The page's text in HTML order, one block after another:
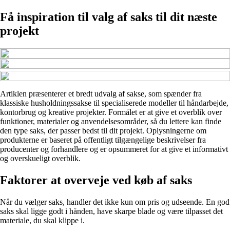
Få inspiration til valg af saks til dit næste
projekt
Artiklen præsenterer et bredt udvalg af sakse, som spænder fra
klassiske husholdningssakse til specialiserede modeller til håndarbejde,
kontorbrug og kreative projekter. Formålet er at give et overblik over
funktioner, materialer og anvendelsesområder, så du lettere kan finde
den type saks, der passer bedst til dit projekt. Oplysningerne om
produkterne er baseret på offentligt tilgængelige beskrivelser fra
producenter og forhandlere og er opsummeret for at give et informativt
og overskueligt overblik.
Faktorer at overveje ved køb af saks
Når du vælger saks, handler det ikke kun om pris og udseende. En god
saks skal ligge godt i hånden, have skarpe blade og være tilpasset det
materiale, du skal klippe i.